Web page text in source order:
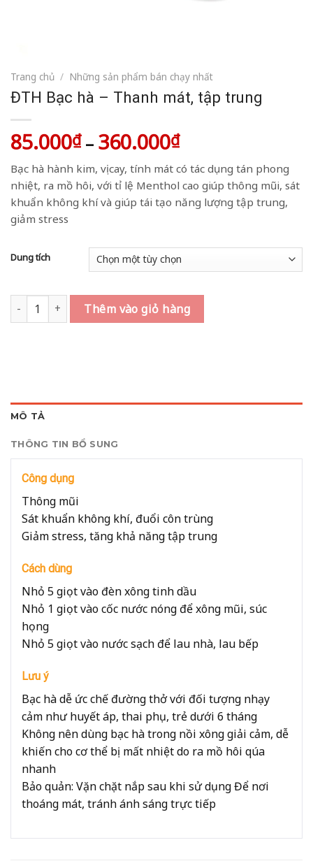
Trang chủ / Những sản phẩm bán chạy nhất
ĐTH Bạc hà – Thanh mát, tập trung
85.000₫ – 360.000₫Khoảng
giá:
từ
85.000₫
đến
Bạc hà hành kim, vị cay, tính mát có tác dụng tán phong
nhiệt, ra mồ hôi, với tỉ lệ Menthol cao giúp thông mũi, sát
khuẩn không khí và giúp tái tạo năng lượng tập trung,
giảm stress
Dung tích
ĐTH Bạc hà - Thanh mát, tập trung số lượng
Thêm vào giỏ hàng
MÔ TẢ
THÔNG TIN BỔ SUNG
Công dụng
Thông mũi
Sát khuẩn không khí, đuổi côn trùng
Giảm stress, tăng khả năng tập trung
Cách dùng
Nhỏ 5 giọt vào đèn xông tinh dầu
Nhỏ 1 giọt vào cốc nước nóng để xông mũi, súc
họng
Nhỏ 5 giọt vào nước sạch để lau nhà, lau bếp
Lưu ý
Bạc hà dễ ức chế đường thở với đối tượng nhạy
cảm như huyết áp, thai phụ, trẻ dưới 6 tháng
Không nên dùng bạc hà trong nồi xông giải cảm, dễ
khiến cho cơ thể bị mất nhiệt do ra mồ hôi qúa
nhanh
Bảo quản: Vặn chặt nắp sau khi sử dụng Để nơi
thoáng mát, tránh ánh sáng trực tiếp